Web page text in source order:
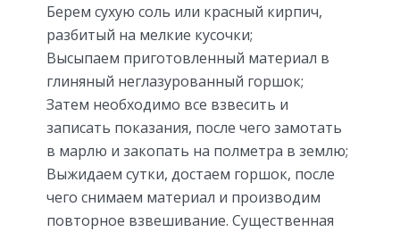
Берем сухую соль или красный кирпич,
разбитый на мелкие кусочки;
Высыпаем приготовленный материал в
глиняный неглазурованный горшок;
Затем необходимо все взвесить и
записать показания, после чего замотать
в марлю и закопать на полметра в землю;
Выжидаем сутки, достаем горшок, после
чего снимаем материал и производим
повторное взвешивание. Существенная